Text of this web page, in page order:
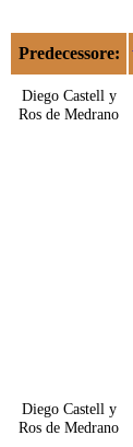
Predecessore:
Diego Castell y
Ros de Medrano
Diego Castell y
Ros de Medrano